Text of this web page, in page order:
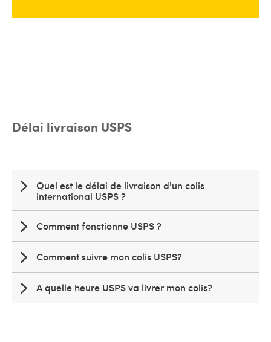
Délai livraison USPS
Quel est le délai de livraison d'un colis
international USPS ?
Comment fonctionne USPS ?
Comment suivre mon colis USPS?
A quelle heure USPS va livrer mon colis?